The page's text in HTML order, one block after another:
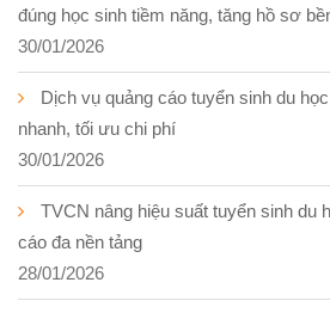
đúng học sinh tiềm năng, tăng hồ sơ
30/01/2026
Dịch vụ quảng cáo tuyển sinh du
nhanh, tối ưu chi phí
30/01/2026
TVCN nâng hiệu suất tuyển sinh du
cáo đa nền tảng
28/01/2026